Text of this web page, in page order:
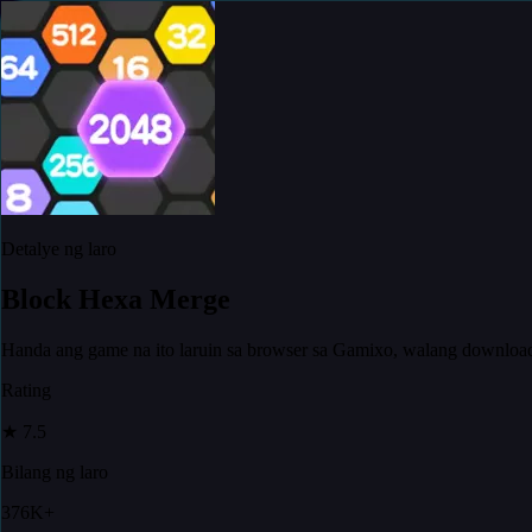
Detalye ng laro
Block Hexa Merge
Handa ang game na ito laruin sa browser sa Gamixo, walang
Rating
★ 7.5
Bilang ng laro
376K+